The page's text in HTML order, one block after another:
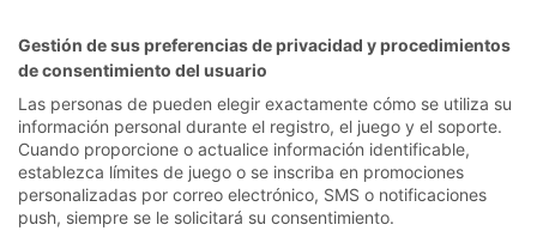
Gestión de sus preferencias de privacidad y procedimientos
de consentimiento del usuario
Las personas de pueden elegir exactamente cómo se utiliza su
información personal durante el registro, el juego y el soporte.
Cuando proporcione o actualice información identificable,
establezca límites de juego o se inscriba en promociones
personalizadas por correo electrónico, SMS o notificaciones
push, siempre se le solicitará su consentimiento.